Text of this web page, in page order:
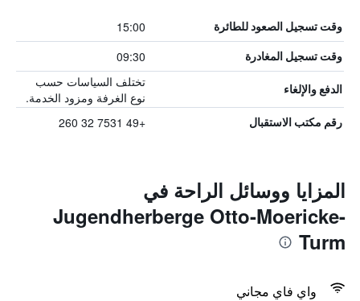
وقت تسجيل الصعود للطائرة 15:00
وقت تسجيل المغادرة 09:30
الدفع والإلغاء
تختلف السياسات حسب
نوع الغرفة ومزود الخدمة.
رقم مكتب الاستقبال +49 7531 32 260
المزايا ووسائل الراحة في
Jugendherberge Otto-Moericke-
Turm
واي فاي مجاني